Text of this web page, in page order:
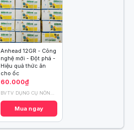
Anhead 12GR - Công
nghệ mới - Đột phá -
Hiệu quả thức ăn
cho ốc
60.000₫
Mua ngay